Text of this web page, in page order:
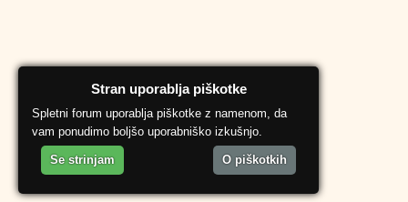
Stran uporablja piškotke
Spletni forum uporablja piškotke z namenom, da
vam ponudimo boljšo uporabniško izkušnjo.
Se strinjam O piškotkih